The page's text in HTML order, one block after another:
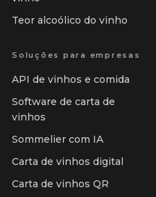
Teor alcoólico do vinho
Soluções para empresas
API de vinhos e comida
Software de carta de
vinhos
Sommelier com IA
Carta de vinhos digital
Carta de vinhos QR